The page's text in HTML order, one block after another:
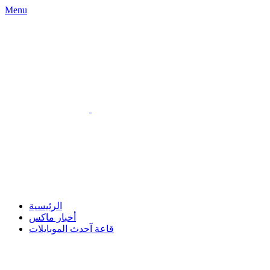
Menu
الرئيسية
أخبار ماكس
قاعة آحدث الموبايلات